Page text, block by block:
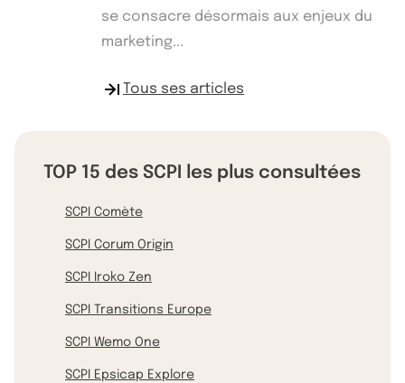
se consacre désormais aux enjeux du
marketing...
Tous ses articles
TOP 15 des SCPI les plus consultées
SCPI Comète
SCPI Corum Origin
SCPI Iroko Zen
SCPI Transitions Europe
SCPI Wemo One
SCPI Epsicap Explore